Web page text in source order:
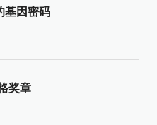
基因密码
奖章